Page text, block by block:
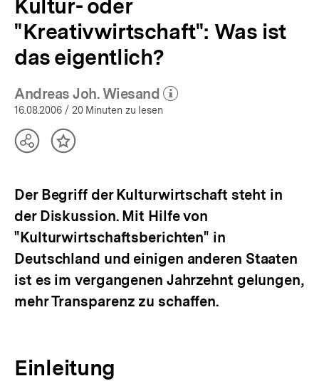
Kultur- oder
"Kreativwirtschaft": Was ist
das eigentlich?
Andreas Joh. Wiesand
(Mehr zum Autor)
öffnen
16.08.2006 / 20 Minuten zu lesen
TeilenInhalt
Der Begriff der Kulturwirtschaft steht in
der Diskussion. Mit Hilfe von
"Kulturwirtschaftsberichten" in
Deutschland und einigen anderen Staaten
ist es im vergangenen Jahrzehnt gelungen,
mehr Transparenz zu schaffen.
Einleitung